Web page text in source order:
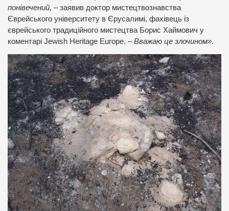
понівечений, – заявив доктор мистецтвознавства
Єврейського університету в Єрусалимі, фахівець із
єврейського традиційного мистецтва Борис Хаймович у
коментарі Jewish Heritage Europe. –Вважаю це злочином».